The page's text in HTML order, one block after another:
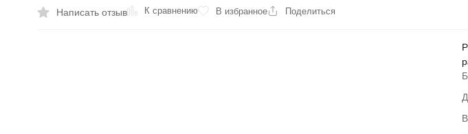
Написать отзыв К сравнению В избранное Поделиться